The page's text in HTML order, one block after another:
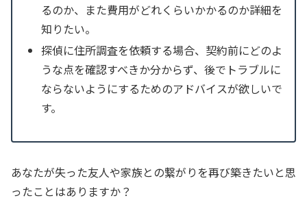
るのか、また費用がどれくらいかかるのか詳細を
知りたい。
探偵に住所調査を依頼する場合、契約前にどのよ
うな点を確認すべきか分からず、後でトラブルに
ならないようにするためのアドバイスが欲しいで
す。
あなたが失った友人や家族との繋がりを再び築きたいと思
ったことはありますか？